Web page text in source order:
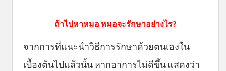
ถ้าไปหาหมอ หมอจะรักษาอย่างไร?
จากการที่แนะนำวิธีการรักษาด้วยตนเองใน
เบื้องต้นไปแล้วนั้น หากอาการไม่ดีขึ้น แสดงว่า